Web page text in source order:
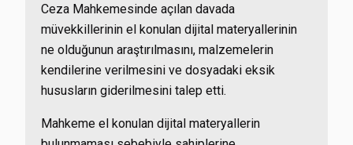
Ceza Mahkemesinde açılan davada
müvekkillerinin el konulan dijital materyallerinin
ne olduğunun araştırılmasını, malzemelerin
kendilerine verilmesini ve dosyadaki eksik
hususların giderilmesini talep etti.
Mahkeme el konulan dijital materyallerin